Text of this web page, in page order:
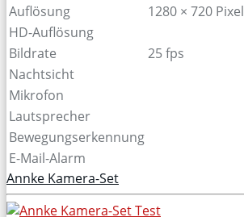
Auflösung
1280 × 720 Pixel
HD-Auflösung
Bildrate
25 fps
Nachtsicht
Mikrofon
Lautsprecher
Bewegungserkennung
E-Mail-Alarm
Annke Kamera-Set